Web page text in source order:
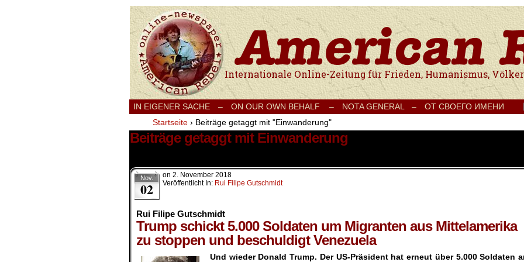
Internationale Onlinezeitung für Frieden, Humanismus, Völkerverständigung und
IN EIGENER SACHE – ON OUR OWN BEHALF – NOTA GENERAL – ОТ СВОЕГО ИМЕНИ
Startseite › Beiträge getaggt mit "Einwanderung"
Beiträge getaggt mit Einwanderung
Nov.
02
on 2. November 2018
Veröffentlicht In: Rui Filipe Gutschmidt
Rui Filipe Gutschmidt
Trump schickt 5.000 Soldaten um Migranten aus Mittelamerika
zu stoppen und beschuldigt Venezuela
Und wieder Donald Trump. Der US-Präsident hat erneut über 5.000 Soldaten